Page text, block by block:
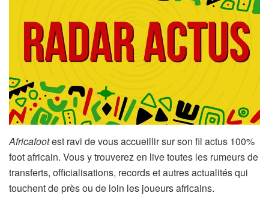
Africafootest ravi de vous accueillir sur son fil actus 100%
foot africain. Vous y trouverez en live toutes les rumeurs de
transferts, officialisations, records et autres actualités qui
touchent de près ou de loin les joueurs africains.